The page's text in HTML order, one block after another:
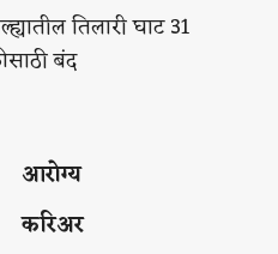
तिलारी घाट 31
बंद
आरोग्य
करिअर